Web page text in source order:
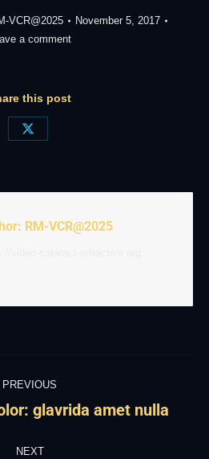
VCR@2025
November 5, 2017
a comment
this post
Share
RM-VCR@2025
PREVIOUS
Previous
glavrida amet nulla
NEXT